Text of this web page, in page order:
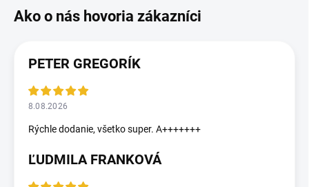
PETER GREGORÍK
8.08.2026
Rýchle dodanie, všetko super. A+++++++
ĽUDMILA FRANKOVÁ